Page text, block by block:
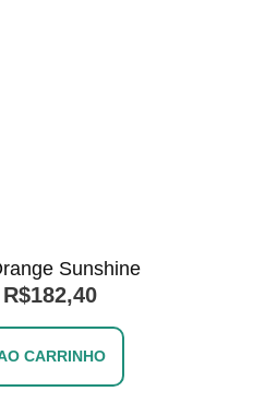
Sunshine
R$182,40
CARRINHO